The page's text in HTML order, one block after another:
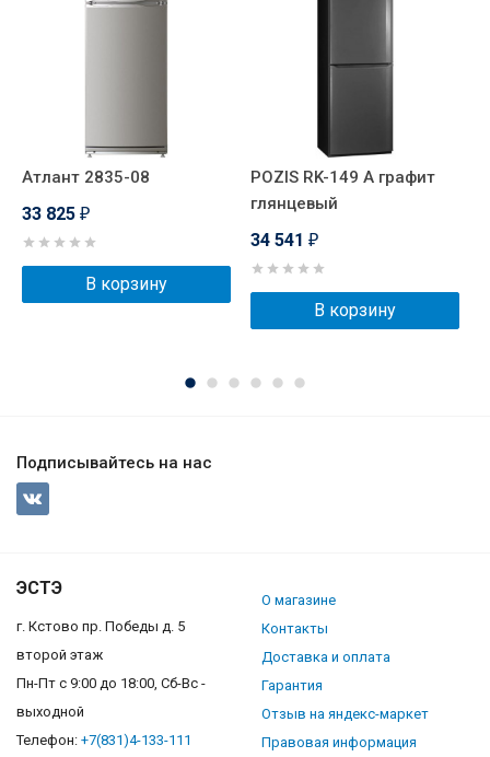
Атлант 2835-08
33 825 ₽
В корзину
POZIS RK-149 А графит
глянцевый
34 541 ₽
В корзину
Подписывайтесь на нас
ЭСТЭ
г. Кстово пр. Победы д. 5
второй этаж
Пн-Пт с 9:00 до 18:00, Сб-Вс -
выходной
Телефон: +7(831)4-133-111
О магазине
Контакты
Доставка и оплата
Гарантия
Отзыв на яндекс-маркет
Правовая информация